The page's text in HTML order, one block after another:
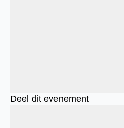
Deel dit evenement